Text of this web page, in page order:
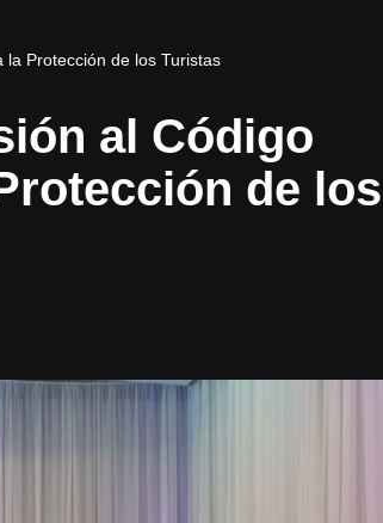
Protección de los Turistas
al Código
de los